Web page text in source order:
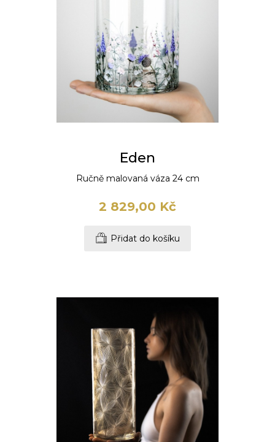
Eden
Ručně malovaná váza 24 cm
2 829,00 Kč
Přidat do košíku